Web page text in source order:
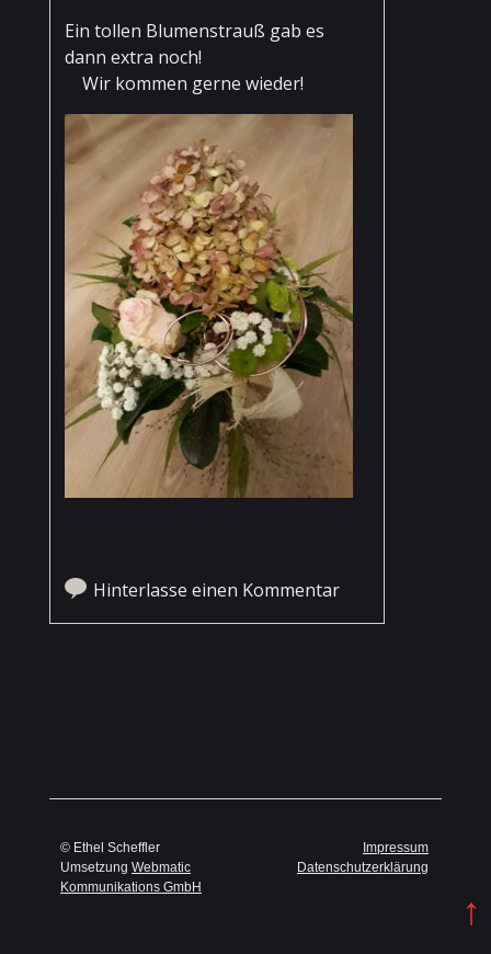
Ein tollen Blumenstrauß gab es
dann extra noch!
Wir kommen gerne wieder!
Hinterlasse einen Kommentar
© Ethel Scheffler
UmsetzungWebmatic
Kommunikations GmbH
Impressum
Datenschutzerklärung
↑